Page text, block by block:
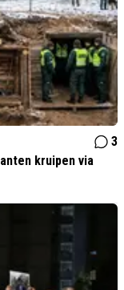
3
kruipen via